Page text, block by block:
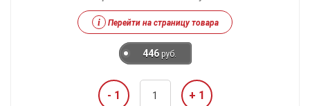
i Перейти на страницу товара
446 руб.
- 1 + 1